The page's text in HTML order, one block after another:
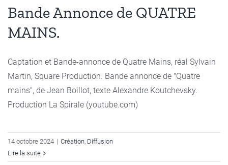
Bande Annonce de QUATRE
MAINS.
Captation et Bande-annonce de Quatre Mains, réal Sylvain
Martin, Square Production. Bande annonce de "Quatre
mains", de Jean Boillot, texte Alexandre Koutchevsky.
Production La Spirale (youtube.com)
14 octobre 2024 | Création, Diffusion
Lire la suite